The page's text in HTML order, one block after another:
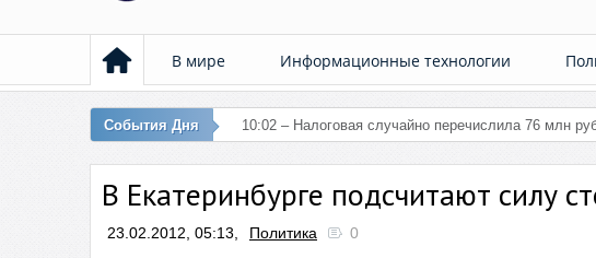
В мире Информационные технологии
События Дня 10:02 – Налоговая случайно перечислила 76 млн
В Екатеринбурге подсчитают силу
23.02.2012, 05:13, Политика 0